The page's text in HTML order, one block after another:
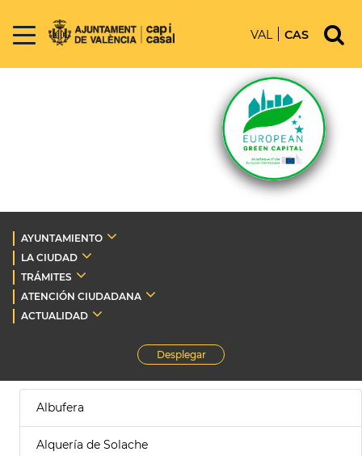
VAL CAS
AYUNTAMIENTO
LA CIUDAD
TRÁMITES
ATENCIÓN CIUDADANA
ACTUALIDAD
Desplegar
Albufera
Alquería de Solache